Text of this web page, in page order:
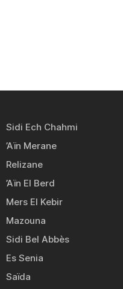
Sidi Ech Chahmi
’Aïn Merane
Relizane
’Aïn El Berd
Mers El Kebir
Mazouna
Sidi Bel Abbès
Es Senia
Saïda